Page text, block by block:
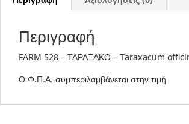
Περιγραφή
FARM 528 – ΤΑΡΑΞΑΚΟ – Taraxacum
Ο Φ.Π.Α. συμπεριλαμβάνεται στην τιμή